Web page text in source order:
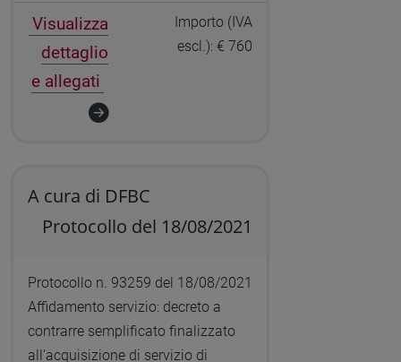
Visualizza
dettaglio
e allegati
Importo (IVA
escl.): € 760
A cura di DFBC
Protocollo del 18/08/2021
Protocollo n. 93259 del 18/08/2021
Affidamento servizio: decreto a
contrarre semplificato finalizzato
all’acquisizione di servizio di